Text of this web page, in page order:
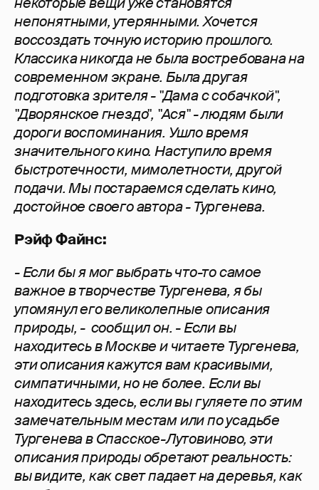
непонятными, утерянными. Хочется
воссоздать точную историю прошлого.
Классика никогда не была востребована на
современном экране. Была другая
подготовка зрителя - "Дама с собачкой",
"Дворянское гнездо", "Ася" - людям были
дороги воспоминания. Ушло время
значительного кино. Наступило время
быстротечности, мимолетности, другой
подачи. Мы постараемся сделать кино,
достойное своего автора - Тургенева.
Рэйф Файнс:
- Если бы я мог выбрать что-то самое
важное в творчестве Тургенева, я бы
упомянул его великолепные описания
природы, - сообщил он. - Если вы
находитесь в Москве и читаете Тургенева,
эти описания кажутся вам красивыми,
симпатичными, но не более. Если вы
находитесь здесь, если вы гуляете по этим
замечательным местам или по усадьбе
Тургенева в Спасское-Лутовиново, эти
описания природы обретают реальность:
вы видите, как свет падает на деревья, как